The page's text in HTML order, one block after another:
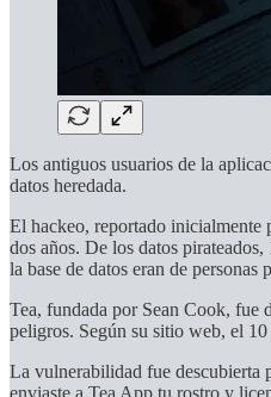
Los antiguos usuarios de la
datos heredada.
El hackeo, reportado inicialmente
dos años. De los datos
la base de datos eran de personas
Tea, fundada por Sean Cook, fue
peligros. Según su sitio web, el
La vulnerabilidad fue descubierta
enviaste a Tea App tu rostro y